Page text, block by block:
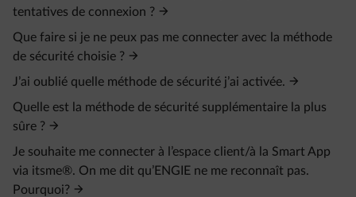
tentatives de connexion ?
Que faire si je ne peux pas me connecter avec la méthode
de sécurité choisie ?
J’ai oublié quelle méthode de sécurité j’ai activée.
Quelle est la méthode de sécurité supplémentaire la plus
sûre ?
Je souhaite me connecter à l’espace client/à la Smart App
via itsme®. On me dit qu’ENGIE ne me reconnaît pas.
Pourquoi?